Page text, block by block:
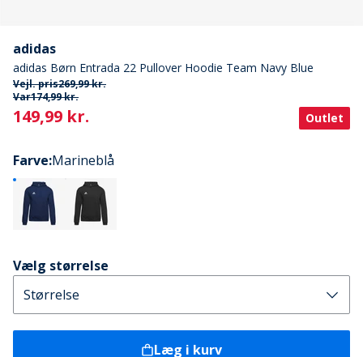
adidas
adidas Børn Entrada 22 Pullover Hoodie Team Navy Blue
Vejl. pris269,99 kr.
Var174,99 kr.
Current
149,99 kr. Outlet
Farve:Marineblå
Vælg størrelse
Læg i kurv